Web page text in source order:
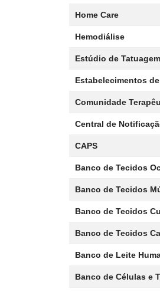
Home Care
Hemodiálise
Estúdio de Tatuagem
Estabelecimentos
Comunidade
Central de
CAPS
Banco de Tecidos
Banco de Tecidos
Banco de Tecidos
Banco de Tecidos
Banco de Leite
Banco de Células e